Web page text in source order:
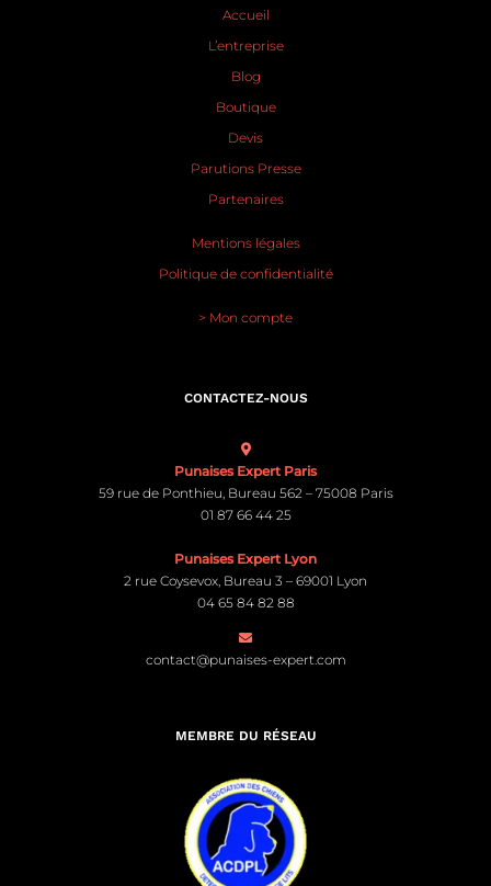
Accueil
L’entreprise
Blog
Boutique
Devis
Parutions Presse
Partenaires
Mentions légales
Politique de confidentialité
> Mon compte
CONTACTEZ-NOUS
Punaises Expert Paris
59 rue de Ponthieu, Bureau 562 – 75008 Paris
01 87 66 44 25
Punaises Expert Lyon
2 rue Coysevox, Bureau 3 – 69001 Lyon
04 65 84 82 88
contact@punaises-expert.com
MEMBRE DU RÉSEAU